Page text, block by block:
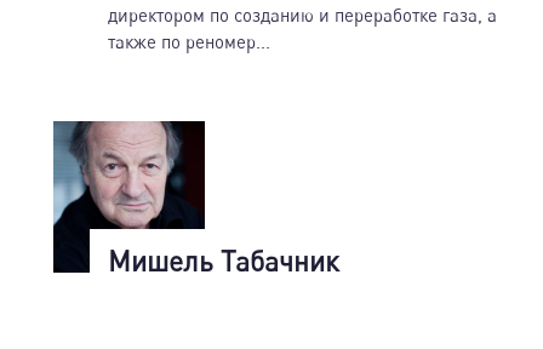
директором по созданию и переработке газа, а
также по реномер...
Мишель Табачник